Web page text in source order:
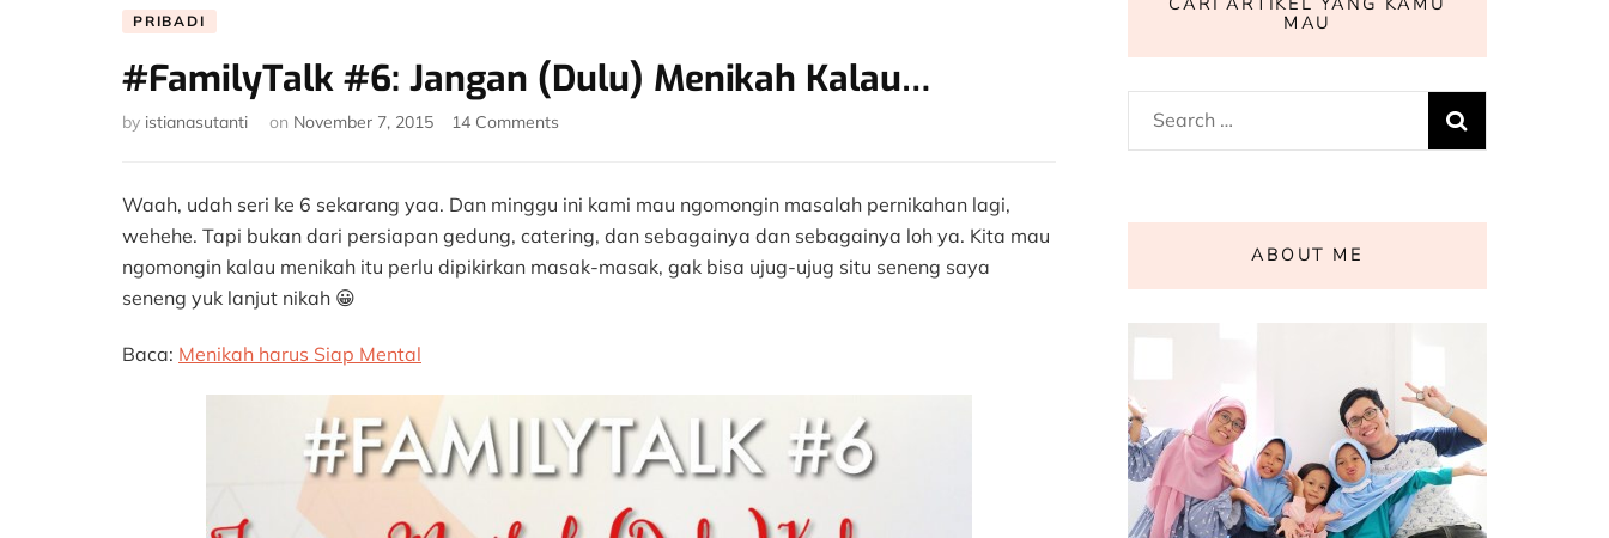
PRIBADI
#FamilyTalk #6: Jangan (Dulu) Menikah Kalau…
by istianasutanti on November 7, 2015 14 Comments
Jangan
Menikah
Kalau…
Waah, udah seri ke 6 sekarang yaa. Dan minggu ini kami mau ngomongin masalah pernikahan lagi,
wehehe. Tapi bukan dari persiapan gedung, catering, dan sebagainya dan sebagainya loh ya. Kita mau
ngomongin kalau menikah itu perlu dipikirkan masak-masak, gak bisa ujug-ujug situ seneng saya
seneng yuk lanjut nikah 😀
Baca: Menikah harus Siap Mental
MAU
Search
for:
ABOUT ME